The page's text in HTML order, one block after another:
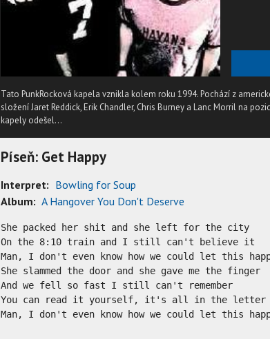
Tato PunkRocková kapela vznikla kolem roku 1994. Pochází z
složení Jaret Reddick, Erik Chandler, Chris Burney a Lanc Morril na
kapely odešel...
Píseň: Get Happy
Interpret: Bowling for Soup
Album: A Hangover You Don't Deserve
She packed her shit and she left for the city
On the 8:10 train and I still can't believe it
Man, I don't even know how we could let this
She slammed the door and she gave me the finger
And we fell so fast I still can't remember
You can read it yourself, it's all in the letter
Man, I don't even know how we could let this